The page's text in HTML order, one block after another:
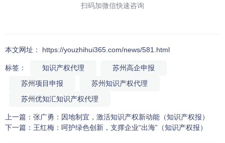
扫码加微信快速咨询
本文网址： https://youzhihui365.com/news/581.html
标签： 知识产权代理
苏州高企申报
苏州项目申报
苏州知识产权代理
苏州优知汇知识产权代理
上一篇： 张广勇：因地制宜，激活知识产权新动能（知识产权报）
下一篇： 王红梅：呵护绿色创新，支撑企业“出海”（知识产权报）